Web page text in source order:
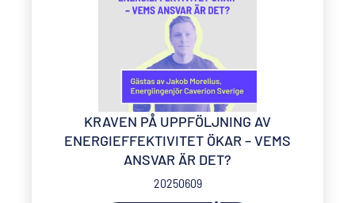
KRAVEN PÅ UPPFÖLJNING AV
ENERGIEFFEKTIVITET ÖKAR – VEMS
ANSVAR ÄR DET?
20250609